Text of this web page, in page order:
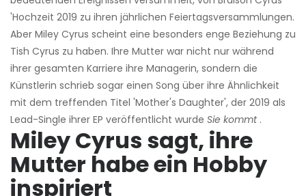
'Hochzeit 2019 zu ihren jährlichen Feiertagsversammlungen.
Aber Miley Cyrus scheint eine besonders enge Beziehung zu
Tish Cyrus zu haben. Ihre Mutter war nicht nur während
ihrer gesamten Karriere ihre Managerin, sondern die
Künstlerin schrieb sogar einen Song über ihre Ähnlichkeit
mit dem treffenden Titel 'Mother's Daughter', der 2019 als
Lead-Single ihrer EP veröffentlicht wurde Sie kommt.
Miley Cyrus sagt, ihre
Mutter habe ein Hobby
inspiriert